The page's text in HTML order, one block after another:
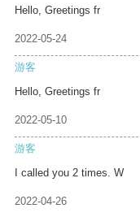
Hello, Greetings fr
2022-05-24
游客
Hello, Greetings fr
2022-05-10
游客
I called you 2 times. W
2022-04-26